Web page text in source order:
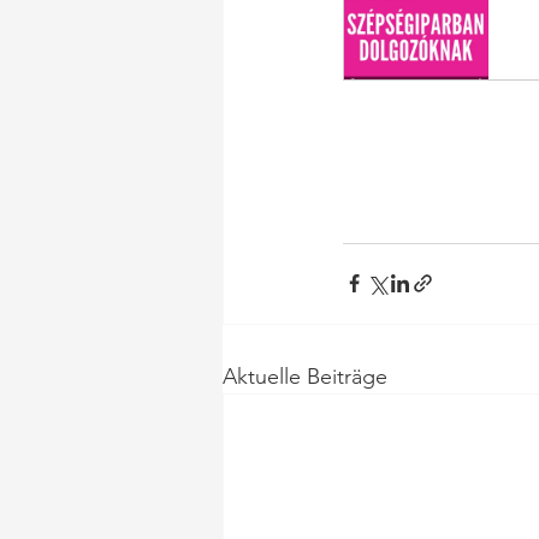
Aktuelle Beiträge